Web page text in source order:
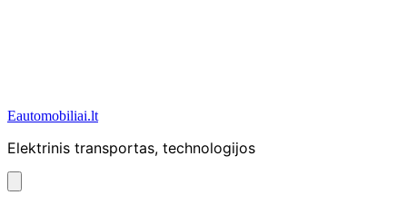
Eautomobiliai.lt
Elektrinis transportas, technologijos